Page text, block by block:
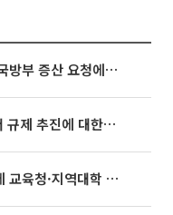
[특징주] “탄약 부족하다“ 美 국방부 증산 요청에⋯국내 방산주 급등세
[특징주] 美 중국산 광트랜시버 규제 추진에 대한광통신 등 광통신株 강세
서·논술형 입시 연계 '착수'